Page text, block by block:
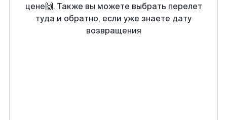
цене🙌. Также вы можете выбрать перелет
туда и обратно, если уже знаете дату
возвращения